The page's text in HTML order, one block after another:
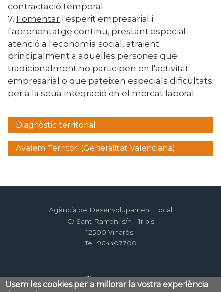
contractació temporal.
7. Fomentar l'esperit empresarial i
l'aprenentatge continu, prestant especial
atenció a l'economia social, atraient
principalment a aquelles persones que
tradicionalment no participen en l'activitat
empresarial o que pateixen especials dificultats
per a la seua integració en el mercat laboral.
Menú
lateral
pacte
Diagnòstic territorial
Avalem Territori (Generalitat Valenciana)
Agència de Desenvolupament Local
C/ Sant Ramon, s/n - 1r pis
12500 Vinaròs
Tel. 964407700
Usem les cookies per a millorar la vostra experiència